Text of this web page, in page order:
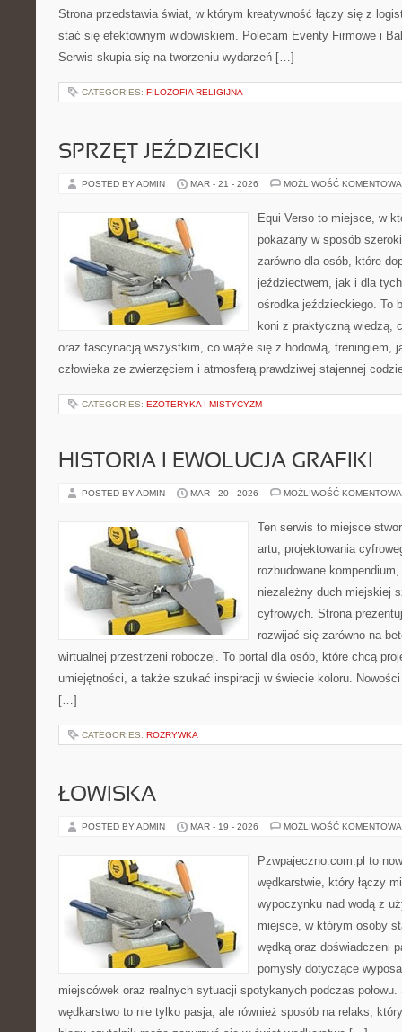
Strona przedstawia świat, w którym kreatywność łączy się z
stać się efektownym widowiskiem. Polecam Eventy Firmowe i
Serwis skupia się na tworzeniu wydarzeń […]
CATEGORIES: FILOZOFIA RELIGIJNA
SPRZĘT JEŹDZIECKI
POSTED BY ADMIN MAR - 21 - 2026 MOŻLIWOŚĆ
Equi Verso to miejsce, w
pokazany w sposób
zarówno dla osób, które
jeździectwem, jak i dla
ośrodka jeździeckiego. To
koni z praktyczną wiedzą,
oraz fascynacją wszystkim, co wiąże się z hodowlą, treningiem,
człowieka ze zwierzęciem i atmosferą prawdziwej stajennej
CATEGORIES: EZOTERYKA I MISTYCYZM
HISTORIA I EWOLUCJA GRAFIKI
POSTED BY ADMIN MAR - 20 - 2026 MOŻLIWOŚĆ
Ten serwis to miejsce
artu, projektowania
rozbudowane
niezależny duch miejskiej
cyfrowych. Strona
rozwijać się zarówno na
wirtualnej przestrzeni roboczej. To portal dla osób, które chcą
umiejętności, a także szukać inspiracji w świecie koloru.
[…]
CATEGORIES: ROZRYWKA
ŁOWISKA
POSTED BY ADMIN MAR - 19 - 2026 MOŻLIWOŚĆ
Pzwpajeczno.com.pl to
wędkarstwie, który łączy
wypoczynku nad wodą z
miejsce, w którym osoby
wędką oraz doświadczeni
pomysły dotyczące
miejscówek oraz realnych sytuacji spotykanych podczas
wędkarstwo to nie tylko pasja, ale również sposób na relaks,